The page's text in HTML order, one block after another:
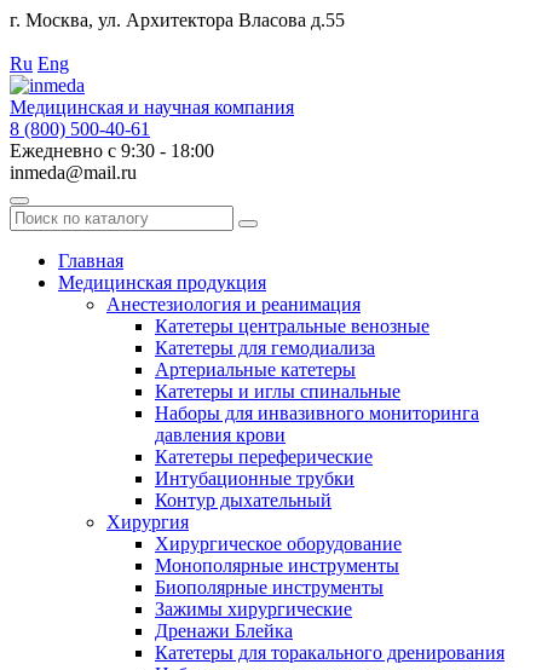
г. Москва, ул. Архитектора Власова д.55
Ru Eng
Медицинская и научная компания
8 (800) 500-40-61
Ежедневно с 9:30 - 18:00
inmeda@mail.ru
Поиск
по
каталогуГлавная
Медицинская продукция
Анестезиология и реанимация
Катетеры центральные венозные
Катетеры для гемодиализа
Артериальные катетеры
Катетеры и иглы спинальные
Наборы для инвазивного мониторинга
давления крови
Катетеры переферические
Интубационные трубки
Контур дыхательный
Хирургия
Хирургическое оборудование
Монополярные инструменты
Биополярные инструменты
Зажимы хирургические
Дренажи Блейка
Катетеры для торакального дренирования